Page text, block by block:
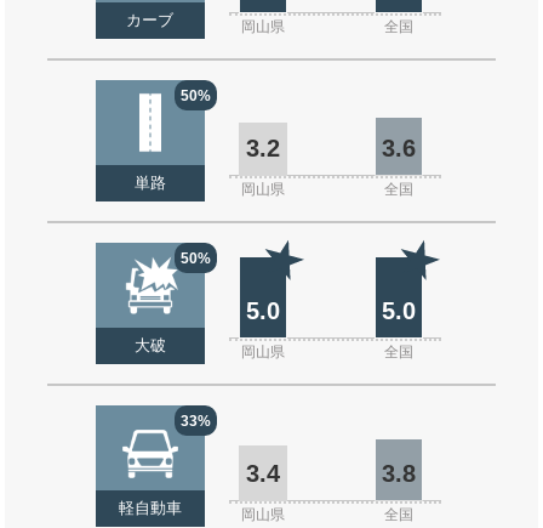
カーブ 岡山県 全国
50%
単路
3.2 3.6
岡山県 全国
50%
大破
5.0 5.0
岡山県 全国
33%
軽自動車
3.4 3.8
岡山県 全国